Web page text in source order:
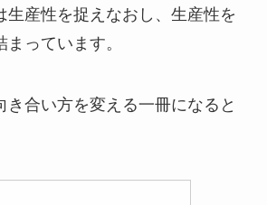
生産性を捉えなおし、生産性を
っています。
き合い方を変える一冊になると